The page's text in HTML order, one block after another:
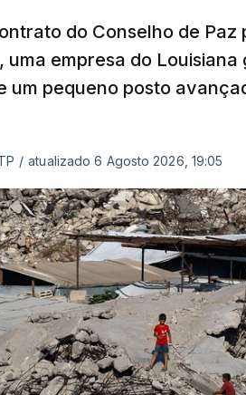
do Conselho de
uma empresa do
um pequeno posto
/ atualizado 6 Agosto 2026, 19:05